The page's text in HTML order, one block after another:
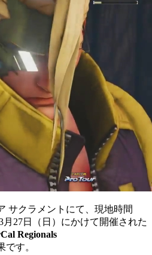
サクラメントにて、現地時間
月27日（日）にかけて開催された
Regionals
です。